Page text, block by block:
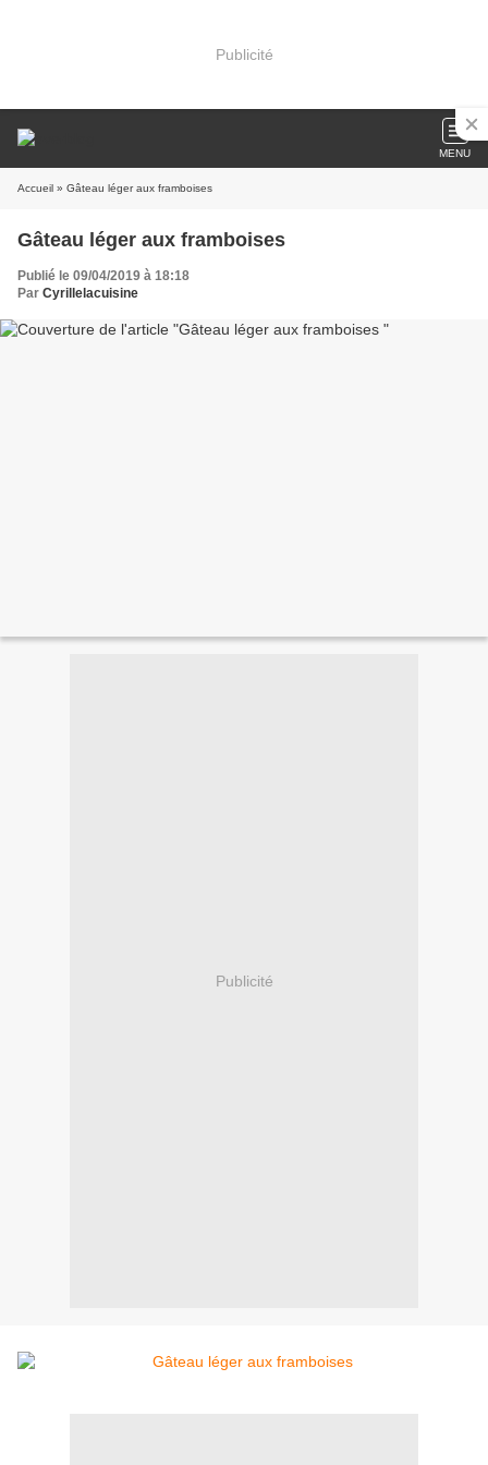
Publicité
MENU
Accueil » Gâteau léger aux framboises
Gâteau léger aux framboises
Publié le 09/04/2019 à 18:18
Par Cyrillelacuisine
Publicité